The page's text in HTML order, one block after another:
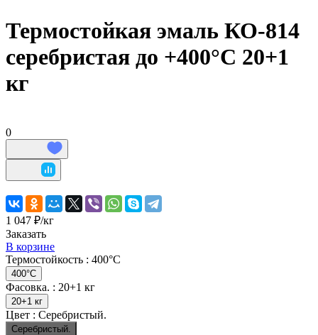
Термостойкая эмаль КО-814
серебристая до +400°C 20+1
кг
0
1 047 ₽/кг
Заказать
В корзине
Термостойкость : 400°C
400°C
Фасовка. : 20+1 кг
20+1 кг
Цвет : Серебристый.
Серебристый.